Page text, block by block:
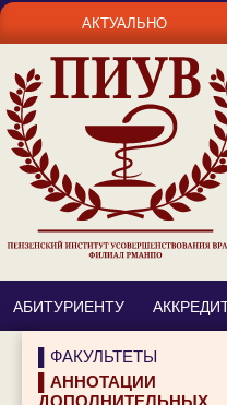
АКТУАЛЬНО
АБИТУРИЕНТУ
▌ФАКУЛЬТЕТЫ
▌АННОТАЦИИ
ДОПОЛНИТЕЛЬНЫХ